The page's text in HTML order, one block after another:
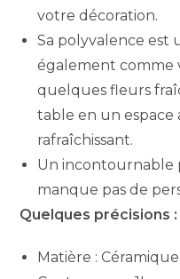
votre décoration.
Sa polyvalence est
également comme
quelques fleurs
table en un
rafraîchissant.
Un incontournable
manque pas de
Quelques précisions :
Matière : Céramique